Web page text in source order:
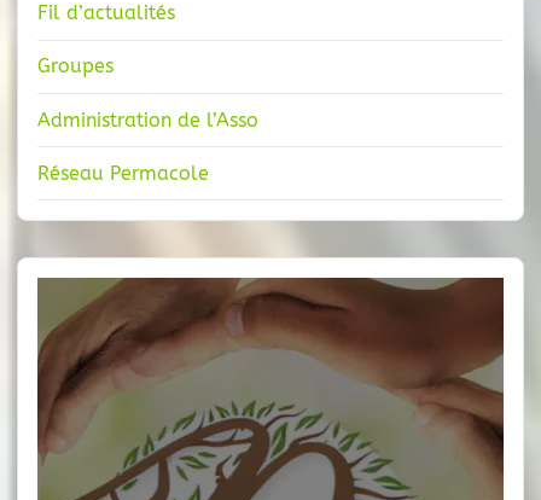
Fil d’actualités
Groupes
Administration de l’Asso
Réseau Permacole